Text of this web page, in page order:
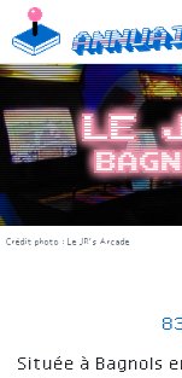
Skip
to
content
Le
Crédit photo : Le JR’s Arcade
Située à Bagnols